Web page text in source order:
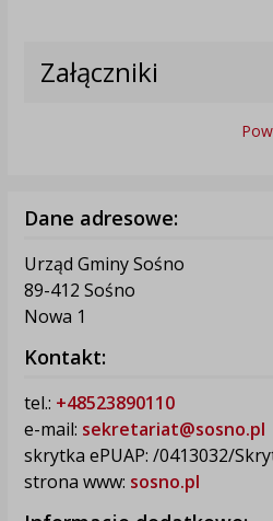
Załączniki
Dane adresowe:
Urząd Gminy Sośno
89-412 Sośno
Nowa 1
Kontakt:
tel.: +48523890110
e-mail: sekretariat@sosno.pl
skrytka ePUAP: /0413032/
strona www: sosno.pl